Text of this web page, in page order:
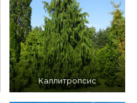
Каллитропсис